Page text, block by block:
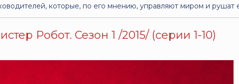
которые, по его мнению, управляют миром и рушат
Робот. Сезон 1 /2015/ (серии 1-10)